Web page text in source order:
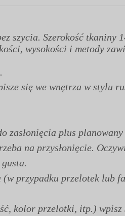
szycia. Szerokość tkaniny
wysokości i metody
się we wnętrza w stylu
zasłonięcia plus
na przysłonięcie.
(w przypadku przelotek
kolor przelotki, itp.)